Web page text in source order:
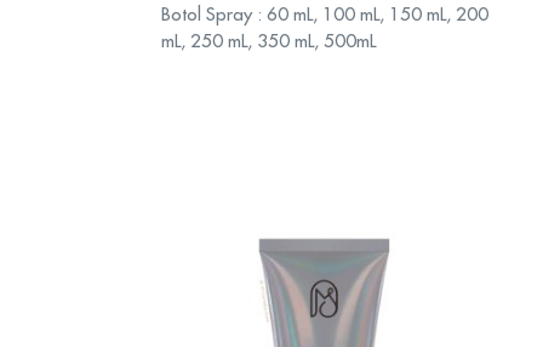
Botol Spray : 60 mL, 100 mL, 150 mL, 200
mL, 250 mL, 350 mL, 500mL